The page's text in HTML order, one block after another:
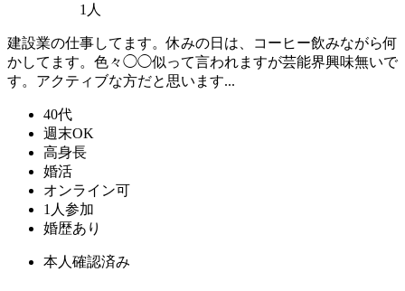
1人
建設業の仕事してます。休みの日は、コーヒー飲みながら何
かしてます。色々◯◯似って言われますが芸能界興味無いで
す。アクティブな方だと思います...
40代
週末OK
高身長
婚活
オンライン可
1人参加
婚歴あり
本人確認済み